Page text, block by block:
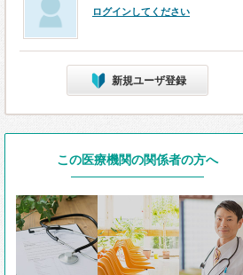
ログインしてください
新規ユーザ登録
この医療機関の関係者の方へ